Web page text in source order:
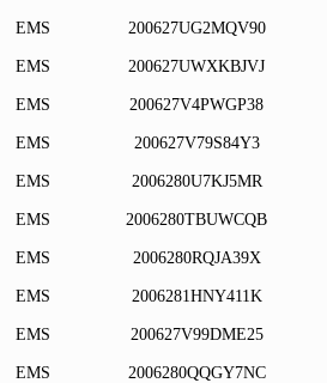
EMS 200627UG2MQV90
EMS 200627UWXKBJVJ
EMS 200627V4PWGP38
EMS 200627V79S84Y3
EMS 2006280U7KJ5MR
EMS 2006280TBUWCQB
EMS 2006280RQJA39X
EMS 2006281HNY411K
EMS 200627V99DME25
EMS 2006280QQGY7NC